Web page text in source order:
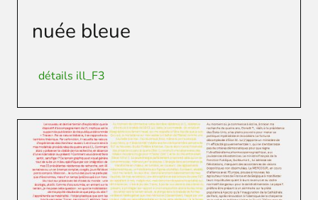
nuée bleue
détails ill_F3